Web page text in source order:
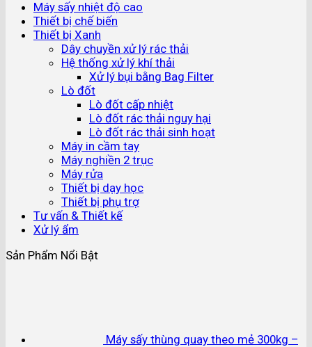
Máy sấy nhiệt độ cao
Thiết bị chế biến
Thiết bị Xanh
Dây chuyền xử lý rác thải
Hệ thống xử lý khí thải
Xử lý bụi bằng Bag Filter
Lò đốt
Lò đốt cấp nhiệt
Lò đốt rác thải nguy hại
Lò đốt rác thải sinh hoạt
Máy in cầm tay
Máy nghiền 2 trục
Máy rửa
Thiết bị dạy học
Thiết bị phụ trợ
Tư vấn & Thiết kế
Xử lý ẩm
Sản Phẩm Nổi Bật
Máy sấy thùng quay theo mẻ 300kg –